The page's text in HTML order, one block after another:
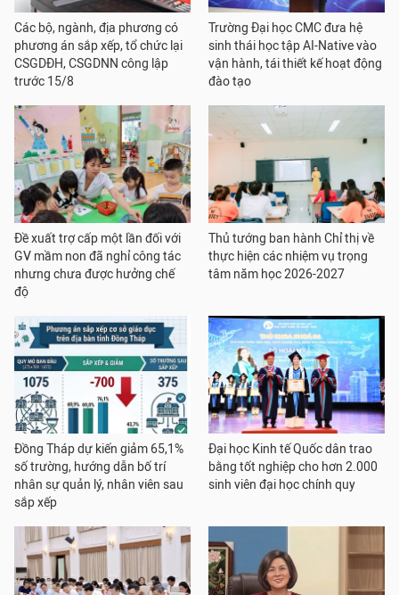
Các bộ, ngành, địa phương có
phương án sắp xếp, tổ chức lại
CSGDĐH, CSGDNN công lập
trước 15/8
Trường Đại học CMC đưa hệ
sinh thái học tập AI-Native vào
vận hành, tái thiết kế hoạt động
đào tạo
Đề xuất trợ cấp một lần đối với
GV mầm non đã nghỉ công tác
nhưng chưa được hưởng chế
độ
Thủ tướng ban hành Chỉ thị về
thực hiện các nhiệm vụ trọng
tâm năm học 2026-2027
Đồng Tháp dự kiến giảm 65,1%
số trường, hướng dẫn bố trí
nhân sự quản lý, nhân viên sau
sắp xếp
Đại học Kinh tế Quốc dân trao
bằng tốt nghiệp cho hơn 2.000
sinh viên đại học chính quy